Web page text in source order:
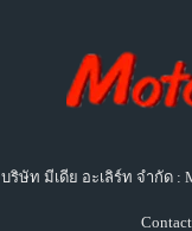
บริษัท มีเดีย อะเลิร์ท จำกัด :